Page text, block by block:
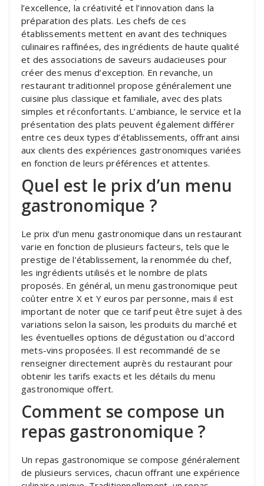
l’excellence, la créativité et l’innovation dans la
préparation des plats. Les chefs de ces
établissements mettent en avant des techniques
culinaires raffinées, des ingrédients de haute qualité
et des associations de saveurs audacieuses pour
créer des menus d’exception. En revanche, un
restaurant traditionnel propose généralement une
cuisine plus classique et familiale, avec des plats
simples et réconfortants. L’ambiance, le service et la
présentation des plats peuvent également différer
entre ces deux types d’établissements, offrant ainsi
aux clients des expériences gastronomiques variées
en fonction de leurs préférences et attentes.
Quel est le prix d’un menu
gastronomique ?
Le prix d’un menu gastronomique dans un restaurant
varie en fonction de plusieurs facteurs, tels que le
prestige de l’établissement, la renommée du chef,
les ingrédients utilisés et le nombre de plats
proposés. En général, un menu gastronomique peut
coûter entre X et Y euros par personne, mais il est
important de noter que ce tarif peut être sujet à des
variations selon la saison, les produits du marché et
les éventuelles options de dégustation ou d’accord
mets-vins proposées. Il est recommandé de se
renseigner directement auprès du restaurant pour
obtenir les tarifs exacts et les détails du menu
gastronomique offert.
Comment se compose un
repas gastronomique ?
Un repas gastronomique se compose généralement
de plusieurs services, chacun offrant une expérience